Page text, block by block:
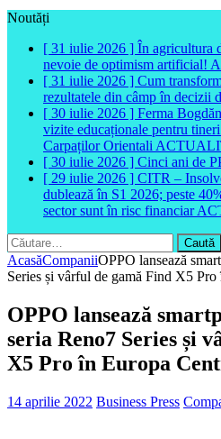
Noutăți
[ 31 iulie 2026 ] În agricultura
nevoie de optimism artificial!
[ 31 iulie 2026 ] Cum
rezultatele din câmp în decizii
[ 30 iulie 2026 ] Ferma
vizite educaționale pentru
Carpaților Orientali
[ 30 iulie 2026 ] Cinci ani de
[ 29 iulie 2026 ] CITR –
dublează în S1 2026; peste
sector sunt în risc financiar
Caută
după:
AcasăCompaniiOPPO lansează
Series și vârful de gamă Find X5
OPPO lansează
seria Reno7 Series și
X5 Pro în Europa
14 aprilie 2022 Business Press